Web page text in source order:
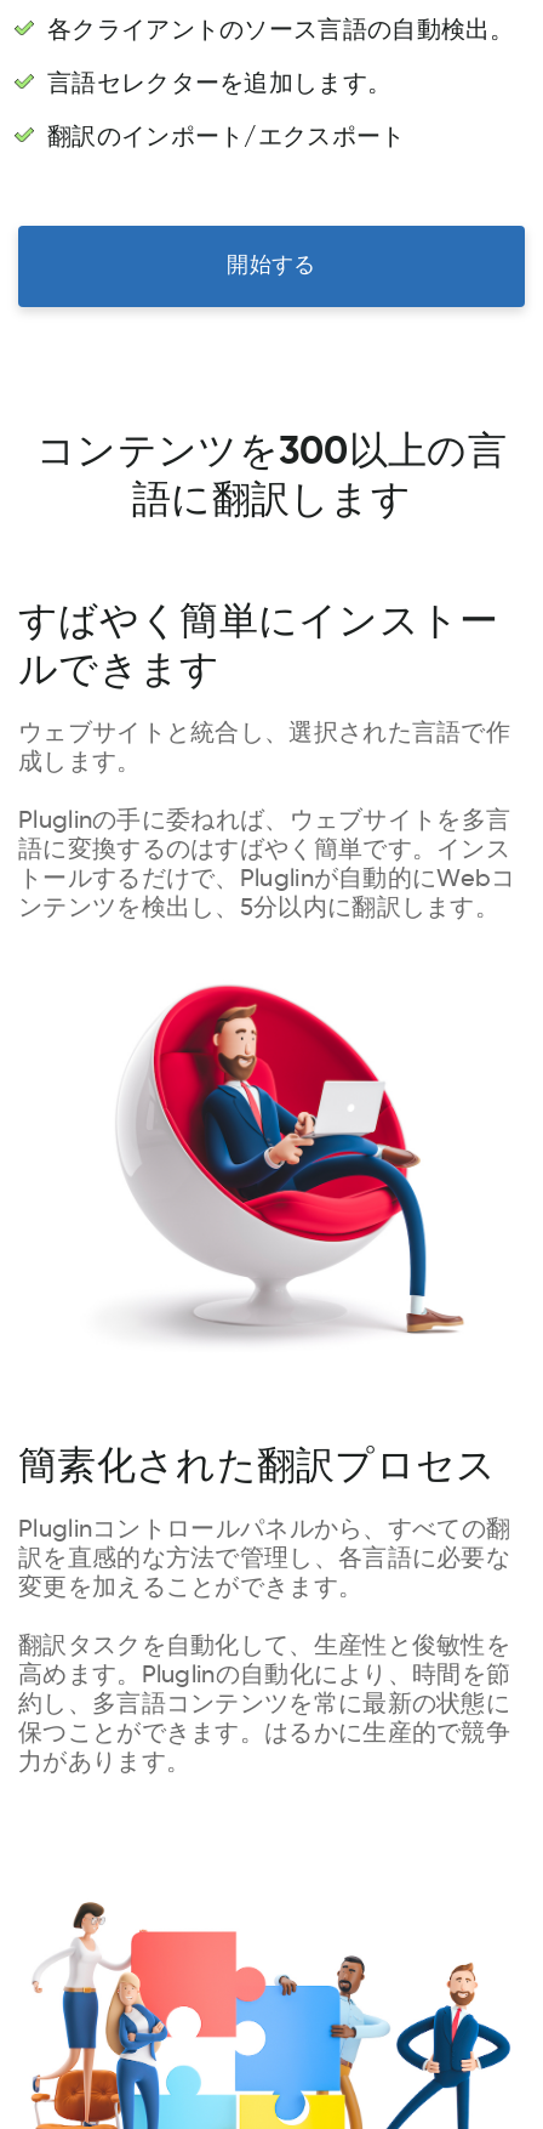
各クライアントのソース言語の自動検出。
言語セレクターを追加します。
翻訳のインポート/エクスポート
開始する
コンテンツを300以上の言
語に翻訳します
すばやく簡単にインストー
ルできます
ウェブサイトと統合し、選択された言語で作
成します。
Pluglinの手に委ねれば、ウェブサイトを多言
語に変換するのはすばやく簡単です。インス
トールするだけで、Pluglinが自動的にWebコ
ンテンツを検出し、5分以内に翻訳します。
簡素化された翻訳プロセス
Pluglinコントロールパネルから、すべての翻
訳を直感的な方法で管理し、各言語に必要な
変更を加えることができます。
翻訳タスクを自動化して、生産性と俊敏性を
高めます。Pluglinの自動化により、時間を節
約し、多言語コンテンツを常に最新の状態に
保つことができます。はるかに生産的で競争
力があります。